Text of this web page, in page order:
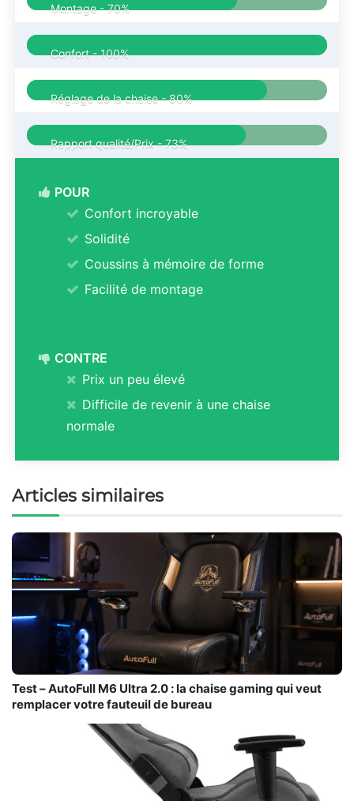
Montage -70%
Confort -100%
Réglage de la chaise -80%
Rapport qualité/Prix -73%
POUR
Confort incroyable
Solidité
Coussins à mémoire de forme
Facilité de montage
CONTRE
Prix un peu élevé
Difficile de revenir à une chaise
normale
Articles similaires
Test – AutoFull M6 Ultra 2.0 : la chaise gaming qui veut
remplacer votre fauteuil de bureau